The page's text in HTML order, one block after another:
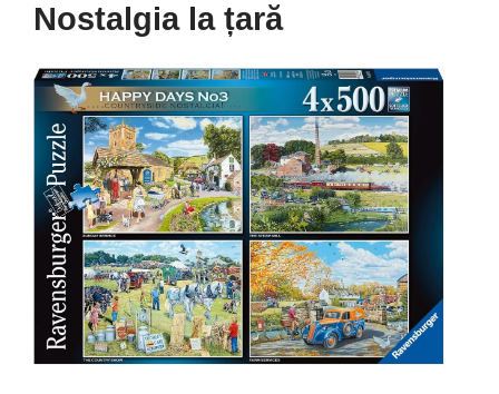
Nostalgia la țară